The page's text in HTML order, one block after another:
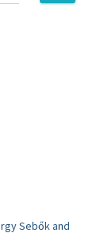
Sebők and